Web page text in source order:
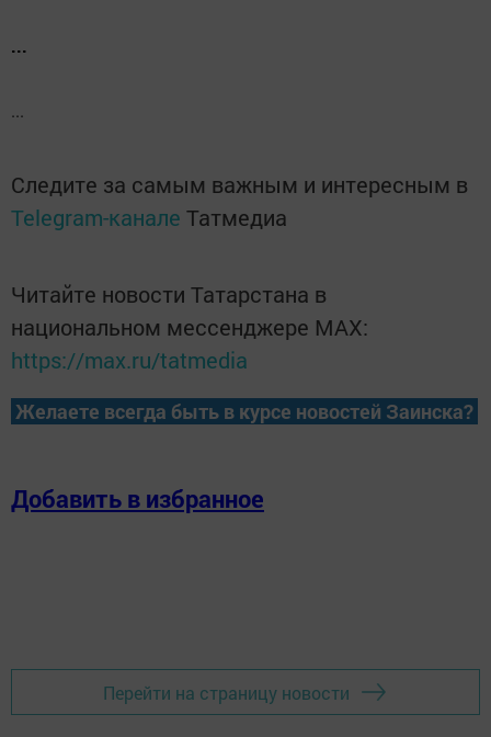
...
...
Следите за самым важным и интересным в
Telegram-канале Татмедиа
Читайте новости Татарстана в
национальном мессенджере MАХ:
https://max.ru/tatmedia
Желаете всегда быть в курсе новостей Заинска?
Добавить в избранное
Перейти на страницу новости